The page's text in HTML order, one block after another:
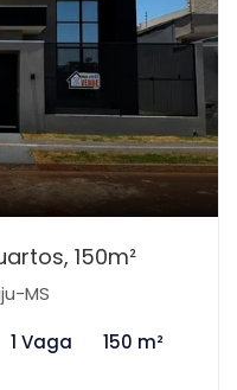
150m²
MS
1 Vaga 150 m²